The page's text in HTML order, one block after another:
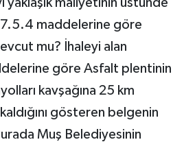
7.5.4 maddelerine göre
mu? İhaleyi alan
göre Asfalt plentinin
kavşağına 25 km
gösteren belgenin
Muş Belediyesinin